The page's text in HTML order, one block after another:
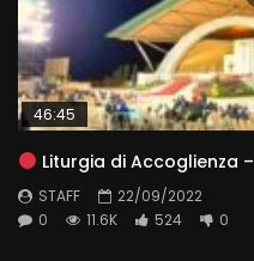
46:45
Liturgia di Accoglienza
STAFF
22/09/2022
0
11.6K 524 0